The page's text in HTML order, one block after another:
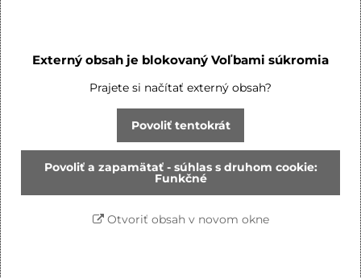
Externý obsah je blokovaný Voľbami súkromia
Prajete si načítať externý obsah?
Povoliť tentokrát
Povoliť a zapamätať - súhlas s druhom cookie:
Funkčné
Otvoriť obsah v novom okne